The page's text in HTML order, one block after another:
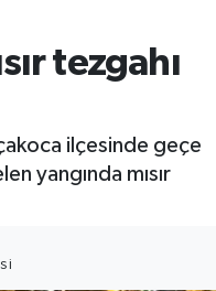
tezgahı
ilçesinde geçe
yangında mısır